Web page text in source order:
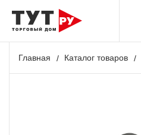
Главная Каталог товаров